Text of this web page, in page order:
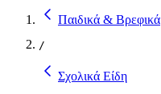
Παιδικά & Βρεφικά
/
Σχολικά Είδη